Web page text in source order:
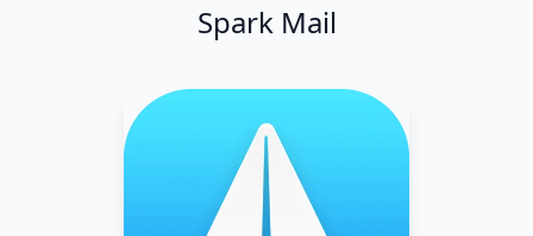
Spark Mail